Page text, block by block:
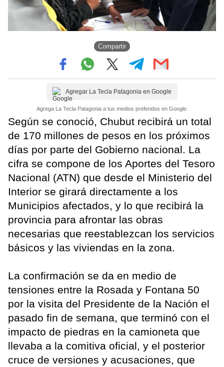
Compartir
Agregar La Tecla Patagonia en Google
Agrega La Tecla Patagonia a tus medios preferidos en Google.
Según se conoció, Chubut recibirá un total
de 170 millones de pesos en los próximos
días por parte del Gobierno nacional. La
cifra se compone de los Aportes del Tesoro
Nacional (ATN) que desde el Ministerio del
Interior se girará directamente a los
Municipios afectados, y lo que recibirá la
provincia para afrontar las obras
necesarias que reestablezcan los servicios
básicos y las viviendas en la zona.
La confirmación se da en medio de
tensiones entre la Rosada y Fontana 50
por la visita del Presidente de la Nación el
pasado fin de semana, que terminó con el
impacto de piedras en la camioneta que
llevaba a la comitiva oficial, y el posterior
cruce de versiones y acusaciones, que